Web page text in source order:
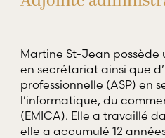
RBD
leur
Martine St-Jean possède
en secrétariat ainsi que
professionnelle (ASP) en
l’informatique, du
(EMICA). Elle a travaillé
elle a accumulé 12